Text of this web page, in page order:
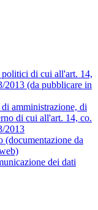
di cui all'art. 14,
2013 (da pubblicare in
amministrazione, di
di cui all'art. 14, co.
2013
(documentazione da
dei dati